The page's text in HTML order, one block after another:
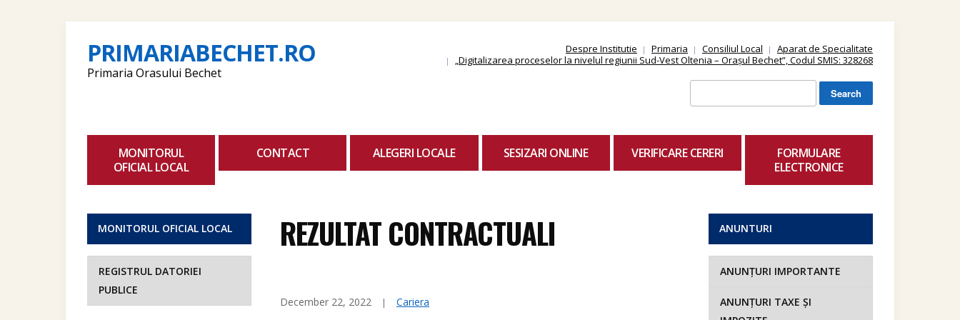
PRIMARIABECHET.RO
Primaria Orasului Bechet
Despre Institutie Primaria Consiliul Local
Aparat de Specialitate
„Digitalizarea proceselor la nivelul regiunii Sud-Vest Oltenia – Orașul Bechet”, Codul SMIS: 328268
for:
MONITORUL
OFICIAL LOCAL
CONTACT ALEGERI LOCALE SESIZARI ONLINE VERIFICARE CERERI
FORMULARE
ELECTRONICE
MONITORUL OFICIAL LOCAL
REGISTRUL DATORIEI
PUBLICE
REZULTAT CONTRACTUALI
December 22, 2022 Cariera
ANUNTURI
ANUNȚURI IMPORTANTE
ANUNȚURI TAXE ȘI